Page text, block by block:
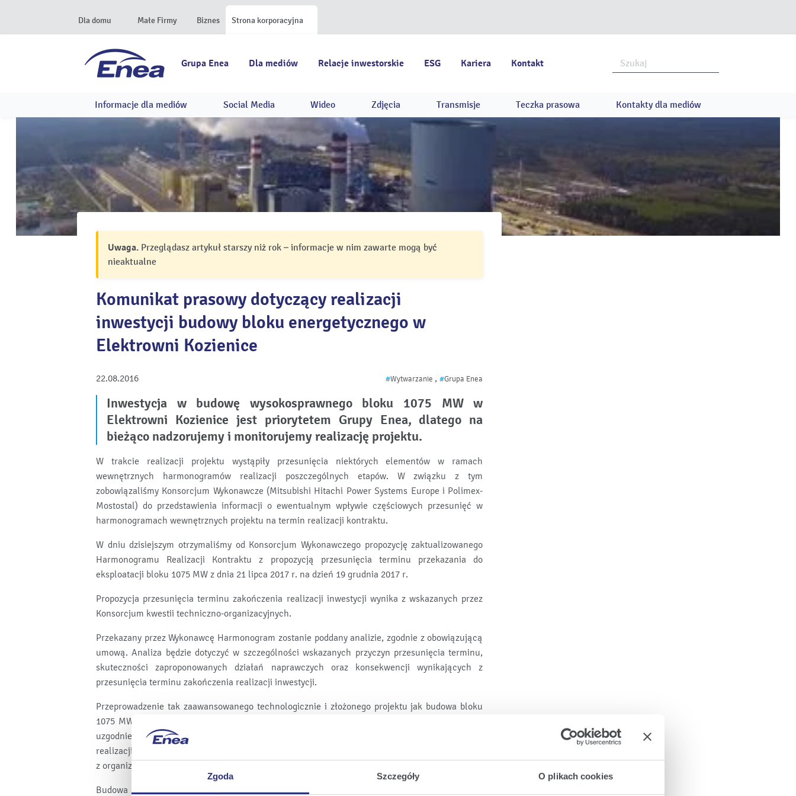
Zgoda Szczegóły O plikach cookies
Dla domu Małe Firmy Biznes Strona korporacyjna
Grupa Enea Dla mediów Relacje inwestorskie ESG Kariera Kontakt
Informacje dla mediów Social Media Wideo Zdjęcia Transmisje Teczka prasowa Kontakty dla mediów
Uwaga. Przeglądasz artykuł starszy niż rok – informacje w nim zawarte mogą być
nieaktualne
Komunikat prasowy dotyczący realizacji
inwestycji budowy bloku energetycznego w
Elektrowni Kozienice
22.08.2016 #Wytwarzanie ,#Grupa Enea
Inwestycja w budowę wysokosprawnego bloku 1075 MW w
Elektrowni Kozienice jest priorytetem Grupy Enea, dlatego na
bieżąco nadzorujemy i monitorujemy realizację projektu.
W trakcie realizacji projektu wystąpiły przesunięcia niektórych elementów w ramach
wewnętrznych harmonogramów realizacji poszczególnych etapów. W związku z tym
zobowiązaliśmy Konsorcjum Wykonawcze (Mitsubishi Hitachi Power Systems Europe i Polimex-
Mostostal) do przedstawienia informacji o ewentualnym wpływie częściowych przesunięć w
harmonogramach wewnętrznych projektu na termin realizacji kontraktu.
W dniu dzisiejszym otrzymaliśmy od Konsorcjum Wykonawczego propozycję zaktualizowanego
Harmonogramu Realizacji Kontraktu z propozycją przesunięcia terminu przekazania do
eksploatacji bloku 1075 MW z dnia 21 lipca 2017 r. na dzień 19 grudnia 2017 r.
Propozycja przesunięcia terminu zakończenia realizacji inwestycji wynika z wskazanych przez
Konsorcjum kwestii techniczno-organizacyjnych.
Przekazany przez Wykonawcę Harmonogram zostanie poddany analizie, zgodnie z obowiązującą
umową. Analiza będzie dotyczyć w szczególności wskazanych przyczyn przesunięcia terminu,
skuteczności zaproponowanych działań naprawczych oraz konsekwencji wynikających z
przesunięcia terminu zakończenia realizacji inwestycji.
Przeprowadzenie tak zaawansowanego technologicznie i złożonego projektu jak budowa bloku
1075 MW wymaga ścisłej współpracy Zamawiającego i Konsorcjum Wykonawczego w zakresie
uzgodnień i właściwego monitorowania postępu prac. Oczekując zdecydowanych działań w
realizacji, oferujemy Konsorcjum ścisłą współpracę i wsparcie w różnych sprawach związanych
z organizacją procesu budowy.
Budowa bloku jest już bardzo zaawansowana. Cała inwestycja, na którą składa się ok. 30 tys.